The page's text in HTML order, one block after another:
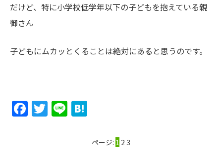
だけど、特に小学校低学年以下の子どもを抱えている親
御さん
子どもにムカッとくることは絶対にあると思うのです。
Facebook
Twitter
Line
ページ: 1 2 3